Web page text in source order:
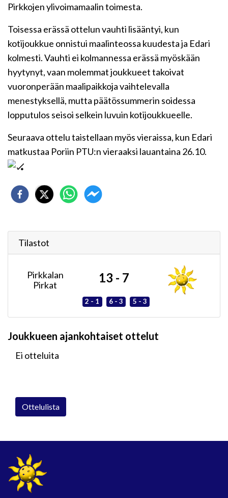
Pirkkojen ylivoimamaalin toimesta.
Toisessa erässä ottelun vauhti lisääntyi, kun
kotijoukkue onnistui maalinteossa kuudesta ja Edari
kolmesti. Vauhti ei kolmannessa erässä myöskään
hyytynyt, vaan molemmat joukkueet takoivat
vuoronperään maalipaikkoja vaihtelevalla
menestyksellä, mutta päätössummerin soidessa
lopputulos seisoi selkein luvuin kotijoukkueelle.
Seuraava ottelu taistellaan myös vieraissa, kun Edari
matkustaa Poriin PTU:n vieraaksi lauantaina 26.10.
Tilastot
Pirkkalan
Pirkat
13 - 7
2 - 1 6 - 3 5 - 3
Joukkueen ajankohtaiset ottelut
Ei otteluita
Ottelulista